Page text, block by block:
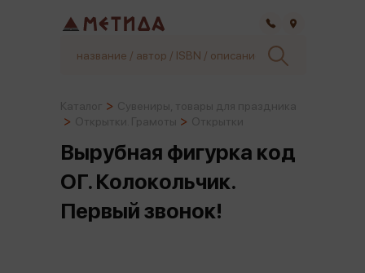
Вырубная фигурка код
ОГ. Колокольчик.
Первый звонок!